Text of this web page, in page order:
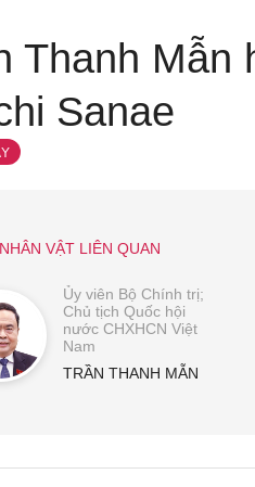
Thanh Mẫn
Sanae
NHÂN VẬT LIÊN QUAN
Ủy viên Bộ Chính trị;
Chủ tịch Quốc hội
nước CHXHCN Việt
Nam
TRẦN THANH MẪN